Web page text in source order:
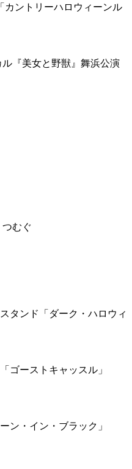
カントリーハロウィーンル
『美女と野獣』舞浜公演
つむぐ
タンド「ダーク・ハロウィ
ゴーストキャッスル」
ン・イン・ブラック」